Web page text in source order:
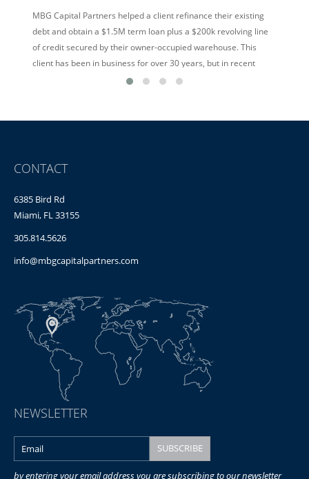
MBG Capital Partners helped a client refinance their existing
debt and obtain a $1.5M term loan plus a $200k revolving line
of credit secured by their owner-occupied warehouse. This
client has been in business for over 30 years, but in recent
years was suffering from overseas competition offering cheap
read more
CONTACT
6385 Bird Rd
Miami, FL 33155
305.814.5626
info@mbgcapitalpartners.com
NEWSLETTER
by entering your email address you are subscribing to our newsletter